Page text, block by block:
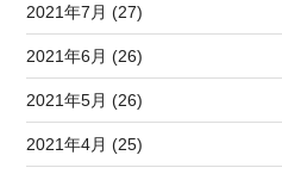
2021年7月 (27)
2021年6月 (26)
2021年5月 (26)
2021年4月 (25)